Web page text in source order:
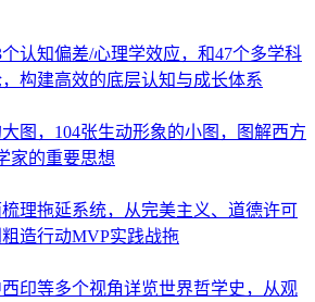
认知偏差/心理学效应，和47个多学科
构建高效的底层认知与成长体系
图，104张生动形象的小图，图解西方
家的重要思想
理拖延系统，从完美主义、道德许可
造行动MVP实践战拖
印等多个视角详览世界哲学史，从观